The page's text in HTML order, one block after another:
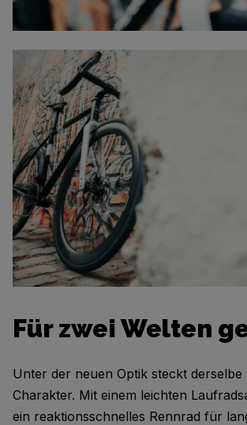
Für zwei Welten
Unter der neuen Optik steckt derselbe
Charakter. Mit einem leichten
ein reaktionsschnelles Rennrad für